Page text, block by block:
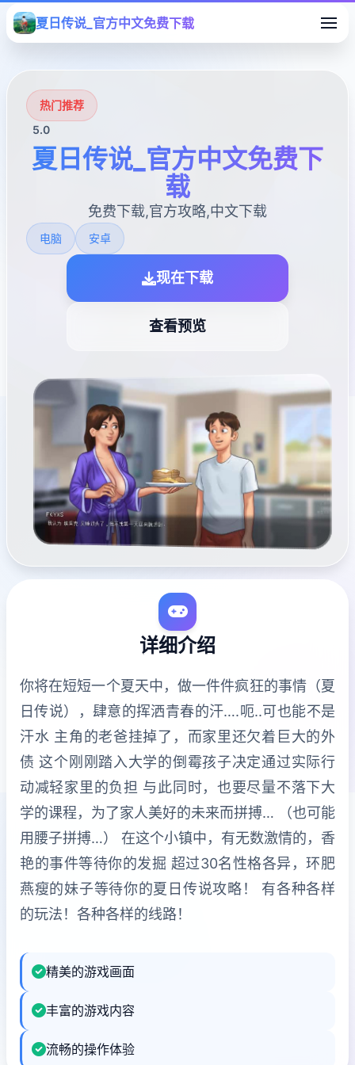
夏日传说_官方中文免费下载
热门推荐
5.0
夏日传说_官方中文免费下
载
免费下载,官方攻略,中文下载
电脑 安卓
现在下载
查看预览
详细介绍
你将在短短一个夏天中，做一件件疯狂的事情（夏
日传说），肆意的挥洒青春的汗….呃..可也能不是
汗水 主角的老爸挂掉了，而家里还欠着巨大的外
债 这个刚刚踏入大学的倒霉孩子决定通过实际行
动减轻家里的负担 与此同时，也要尽量不落下大
学的课程，为了家人美好的未来而拼搏… （也可能
用腰子拼搏…） 在这个小镇中，有无数激情的，香
艳的事件等待你的发掘 超过30名性格各异，环肥
燕瘦的妹子等待你的夏日传说攻略！ 有各种各样
的玩法！各种各样的线路！
精美的游戏画面
丰富的游戏内容
流畅的操作体验